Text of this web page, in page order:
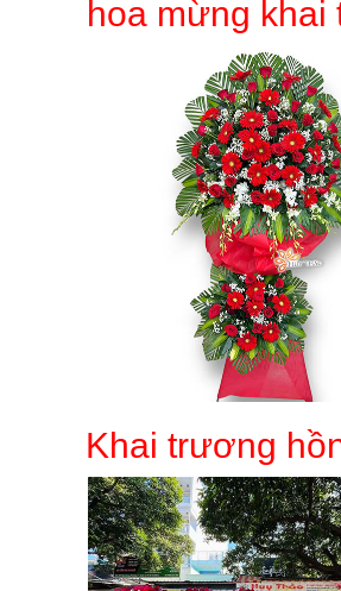
hoa mừng khai
Khai trương